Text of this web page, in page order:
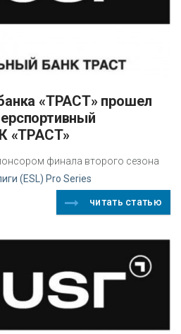
«ТРАСТ»
финала второго сезона
(ESL) Pro Series
читать статью